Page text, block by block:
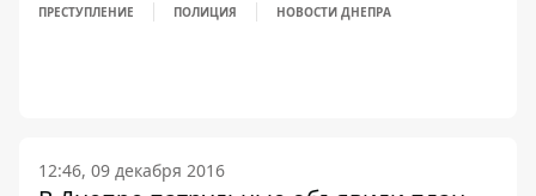
ПРЕСТУПЛЕНИЕ ПОЛИЦИЯ НОВОСТИ ДНЕПРА
12:46, 09 декабря 2016